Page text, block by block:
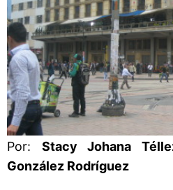
Por: Stacy Johana
González Rodríguez